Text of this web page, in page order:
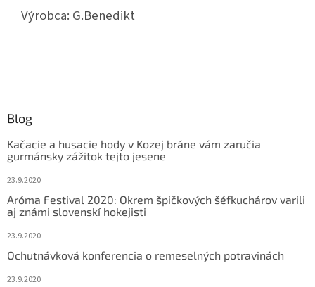
Výrobca: G.Benedikt
Blog
Kačacie a husacie hody v Kozej bráne vám zaručia
gurmánsky zážitok tejto jesene
23.9.2020
Aróma Festival 2020: Okrem špičkových šéfkuchárov varili
aj známi slovenskí hokejisti
23.9.2020
Ochutnávková konferencia o remeselných potravinách
23.9.2020